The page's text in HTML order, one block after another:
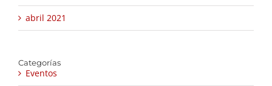
abril 2021
Categorías
Eventos